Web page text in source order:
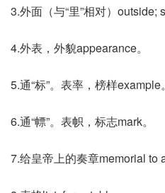
3.外面（与“里”相对）outside;
4.外表，外貌appearance。
5.通“标”。表率，榜样example。
6.通“幖”。表帜，标志mark。
7.给皇帝上的奏章memorial to